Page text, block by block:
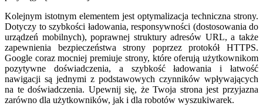
Kolejnym istotnym elementem jest optymalizacja techniczna strony.
Dotyczy to szybkości ładowania, responsywności (dostosowania do
urządzeń mobilnych), poprawnej struktury adresów URL, a także
zapewnienia bezpieczeństwa strony poprzez protokół HTTPS.
Google coraz mocniej premiuje strony, które oferują użytkownikom
pozytywne doświadczenia, a szybkość ładowania i łatwość
nawigacji są jednymi z podstawowych czynników wpływających
na te doświadczenia. Upewnij się, że Twoja strona jest przyjazna
zarówno dla użytkowników, jak i dla robotów wyszukiwarek.